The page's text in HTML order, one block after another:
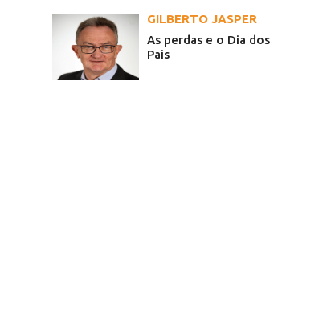
GILBERTO JASPER
As perdas e o Dia dos
Pais